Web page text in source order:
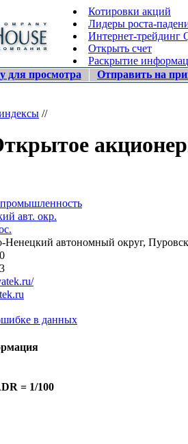
Котировки акций
Лидеры роста-
Интернет-трейдинг
Открыть счет
Раскрытие
для просмотра Отправить на
//
промышленность
авт. окр.
Ненецкий автономный округ,
в данных
= 1/100